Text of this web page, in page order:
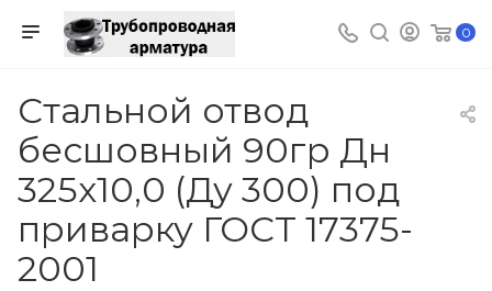
0
Стальной отвод
бесшовный 90гр Дн
325х10,0 (Ду 300) под
приварку ГОСТ 17375-
2001